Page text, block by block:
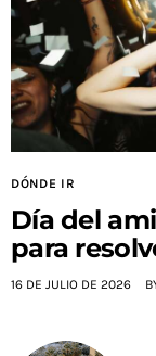
DÓNDE IR
Día del
para
16 DE JULIO DE 2026